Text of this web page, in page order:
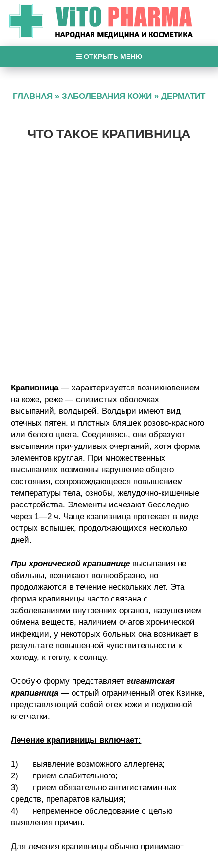
ОТКРЫТЬ МЕНЮ
ГЛАВНАЯ » ЗАБОЛЕВАНИЯ КОЖИ » ДЕРМАТИТ
ЧТО ТАКОЕ КРАПИВНИЦА
Крапивница— характеризуется возникновением
на коже, реже — слизистых оболочках
высыпаний, волдырей. Волдыри имеют вид
отечных пятен, и плотных бляшек розово-красного
или белого цвета. Соединяясь, они образуют
высыпания причудливых очертаний, хотя форма
элементов круглая. При множественных
высыпаниях возможны нарушение общего
состояния, сопровождающееся повышением
температуры тела, ознобы, желудочно-кишечные
расстройства. Элементы исчезают бесследно
через 1—2 ч. Чаще крапивница протекает в виде
острых вспышек, продолжающихся несколько
дней.
При хронической крапивнице высыпания не
обильны, возникают волнообразно, но
продолжаются в течение нескольких лет. Эта
форма крапивницы часто связана с
заболеваниями внутренних органов, нарушением
обмена веществ, наличием очагов хронической
инфекции, у некоторых больных она возникает в
результате повышенной чувствительности к
холоду, к теплу, к солнцу.
Особую форму представляетгигантская
крапивница — острый ограниченный отек Квинке,
представляющий собой отек кожи и подкожной
клетчатки.
Лечение крапивницы включает:
1) выявление возможного аллергена;
2) прием слабительного;
3) прием обязательно антигистаминных
средств, препаратов кальция;
4) непременное обследование с целью
выявления причин.
Для лечения крапивницы обычно принимают